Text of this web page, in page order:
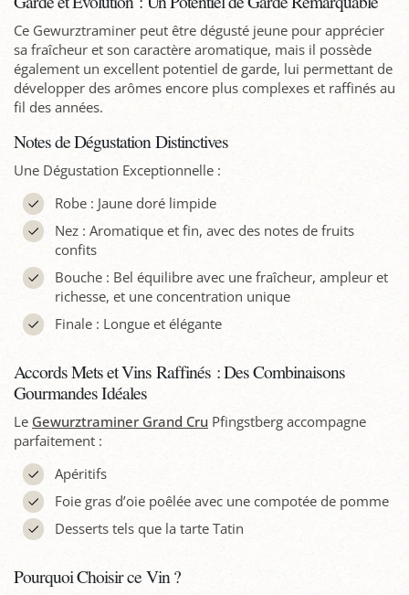
Ce Gewurztraminer peut être dégusté jeune pour apprécier
sa fraîcheur et son caractère aromatique, mais il possède
également un excellent potentiel de garde, lui permettant de
développer des arômes encore plus complexes et raffinés au
fil des années.
Notes de Dégustation Distinctives
Une Dégustation Exceptionnelle :
Robe : Jaune doré limpide
Nez : Aromatique et fin, avec des notes de fruits
confits
Bouche : Bel équilibre avec une fraîcheur, ampleur et
richesse, et une concentration unique
Finale : Longue et élégante
Accords Mets et Vins Raffinés : Des Combinaisons
Gourmandes Idéales
Le Gewurztraminer Grand Cru Pfingstberg accompagne
parfaitement :
Apéritifs
Foie gras d’oie poêlée avec une compotée de pomme
Desserts tels que la tarte Tatin
Pourquoi Choisir ce Vin ?